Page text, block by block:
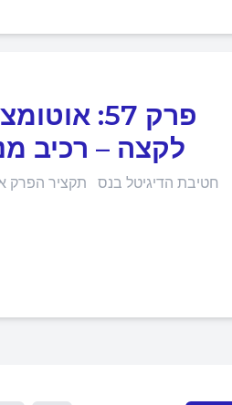
לקצה – רכיב